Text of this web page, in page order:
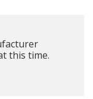
this time.